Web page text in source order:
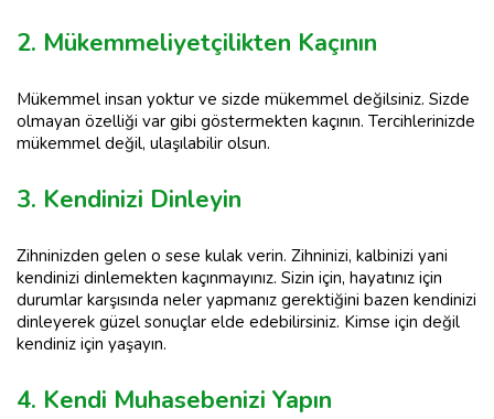
2. Mükemmeliyetçilikten Kaçının
Mükemmel insan yoktur ve sizde mükemmel değilsiniz. Sizde
olmayan özelliği var gibi göstermekten kaçının. Tercihlerinizde
mükemmel değil, ulaşılabilir olsun.
3. Kendinizi Dinleyin
Zihninizden gelen o sese kulak verin. Zihninizi, kalbinizi yani
kendinizi dinlemekten kaçınmayınız. Sizin için, hayatınız için
durumlar karşısında neler yapmanız gerektiğini bazen kendinizi
dinleyerek güzel sonuçlar elde edebilirsiniz. Kimse için değil
kendiniz için yaşayın.
4. Kendi Muhasebenizi Yapın